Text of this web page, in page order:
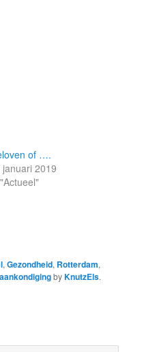
of ….
januari 2019
,Gezondheid, Rotterdam,
byKnutzEls.